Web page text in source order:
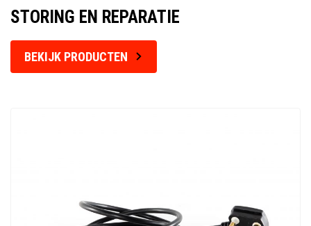
STORING EN REPARATIE
BEKIJK PRODUCTEN